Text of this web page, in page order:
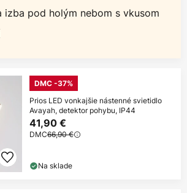
izba pod holým nebom s vkusom
DMC -37%
Prios LED vonkajšie nástenné svietidlo
Avayah, detektor pohybu, IP44
41,90 €
DMC66,90 €
Na sklade